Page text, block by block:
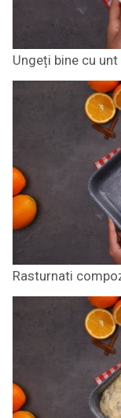
Ungeți bine cu
Rasturnati